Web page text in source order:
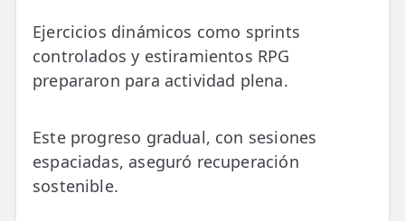
Ejercicios dinámicos como sprints
controlados y estiramientos RPG
prepararon para actividad plena.
Este progreso gradual, con sesiones
espaciadas, aseguró recuperación
sostenible.